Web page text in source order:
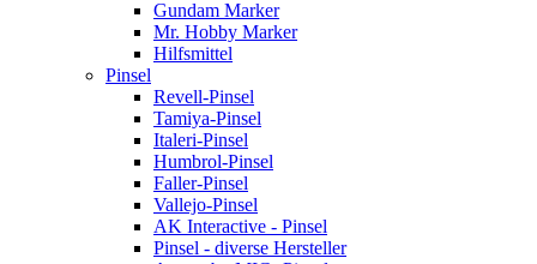
Gundam Marker
Mr. Hobby Marker
Hilfsmittel
Pinsel
Revell-Pinsel
Tamiya-Pinsel
Italeri-Pinsel
Humbrol-Pinsel
Faller-Pinsel
Vallejo-Pinsel
AK Interactive - Pinsel
Pinsel - diverse Hersteller